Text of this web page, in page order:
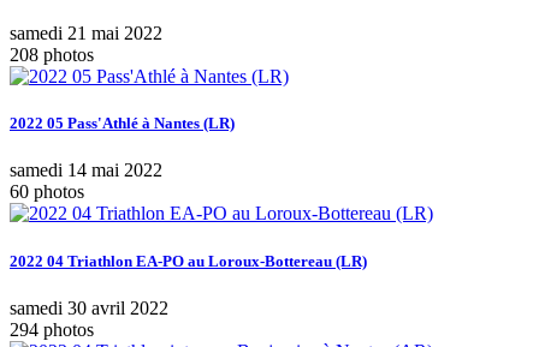
samedi 21 mai 2022
208 photos
2022 05 Pass'Athlé à Nantes (LR)
samedi 14 mai 2022
60 photos
2022 04 Triathlon EA-PO au Loroux-Bottereau (LR)
samedi 30 avril 2022
294 photos